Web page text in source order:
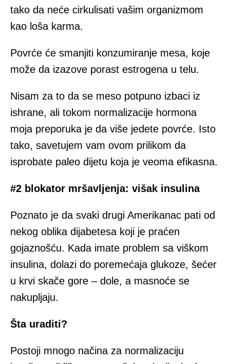
tako da neće cirkulisati vašim organizmom
kao loša karma.
Povrće će smanjiti konzumiranje mesa, koje
može da izazove porast estrogena u telu.
Nisam za to da se meso potpuno izbaci iz
ishrane, ali tokom normalizacije hormona
moja preporuka je da više jedete povrće. Isto
tako, savetujem vam ovom prilikom da
isprobate paleo dijetu koja je veoma efikasna.
#2 blokator mršavljenja: višak insulina
Poznato je da svaki drugi Amerikanac pati od
nekog oblika dijabetesa koji je praćen
gojaznošću. Kada imate problem sa viškom
insulina, dolazi do poremećaja glukoze, šećer
u krvi skače gore – dole, a masnoće se
nakupljaju.
Šta uraditi?
Postoji mnogo načina za normalizaciju